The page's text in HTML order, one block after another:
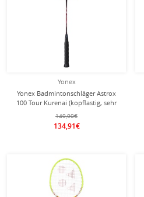
Yonex
Yonex Badmintonschläger Astrox
100 Tour Kurenai (kopflastig, sehr
steif) weinrot - besaitet -
149,90€
134,91€